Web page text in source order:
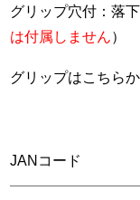
グリップ穴付：落
は付属しません）
グリップはこちら
JANコード